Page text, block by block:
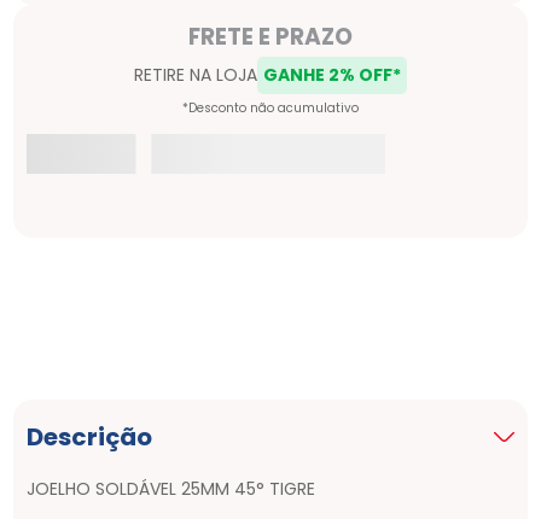
Descrição
JOELHO SOLDÁVEL 25MM 45° TIGRE